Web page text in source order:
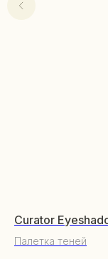
Curator
Палетка теней